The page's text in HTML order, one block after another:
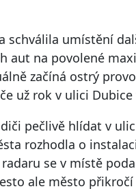
schválila umístění
aut na povolené
začíná ostrý
už rok v ulici Dubice
pečlivě hlídat v
rozhodla o
se v místě
ale město